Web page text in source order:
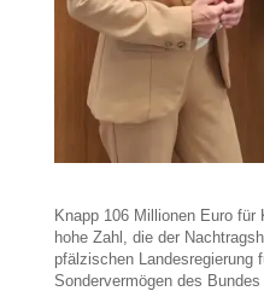
Knapp 106 Millionen Euro
hohe Zahl, die der
pfälzischen Landesregierung
Sondervermögen des